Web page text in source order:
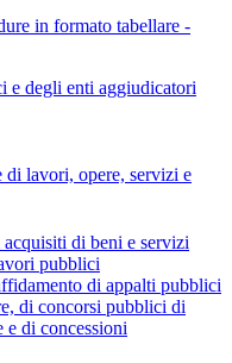
in formato tabellare -
e degli enti aggiudicatori
lavori, opere, servizi e
di beni e servizi
pubblici
di appalti pubblici
di concorsi pubblici di
e di concessioni